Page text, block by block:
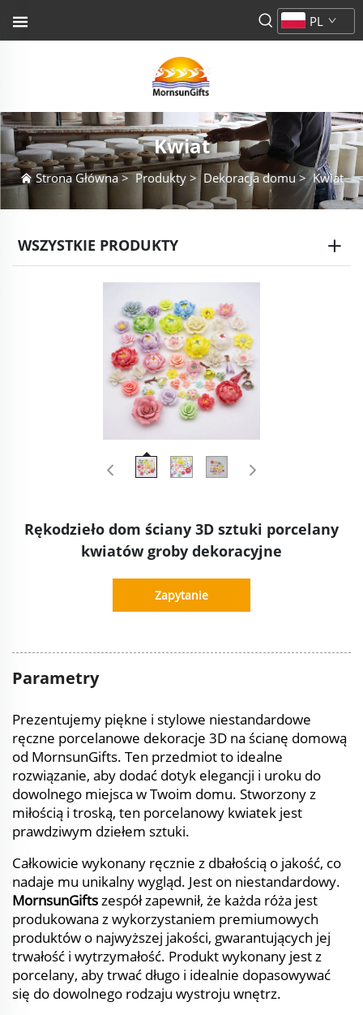
PL
Kwiat
Strona Główna>Produkty>Dekoracja domu>Kwiat
WSZYSTKIE PRODUKTY
Rękodzieło dom ściany 3D sztuki porcelany
kwiatów groby dekoracyjne
Zapytanie
Parametry
Prezentujemy piękne i stylowe niestandardowe
ręczne porcelanowe dekoracje 3D na ścianę domową
od MornsunGifts. Ten przedmiot to idealne
rozwiązanie, aby dodać dotyk elegancji i uroku do
dowolnego miejsca w Twoim domu. Stworzony z
miłością i troską, ten porcelanowy kwiatek jest
prawdziwym dziełem sztuki.
Całkowicie wykonany ręcznie z dbałością o jakość, co
nadaje mu unikalny wygląd. Jest on niestandardowy.
MornsunGiftszespół zapewnił, że każda róża jest
produkowana z wykorzystaniem premiumowych
produktów o najwyższej jakości, gwarantujących jej
trwałość i wytrzymałość. Produkt wykonany jest z
porcelany, aby trwać długo i idealnie dopasowywać
się do dowolnego rodzaju wystroju wnętrz.